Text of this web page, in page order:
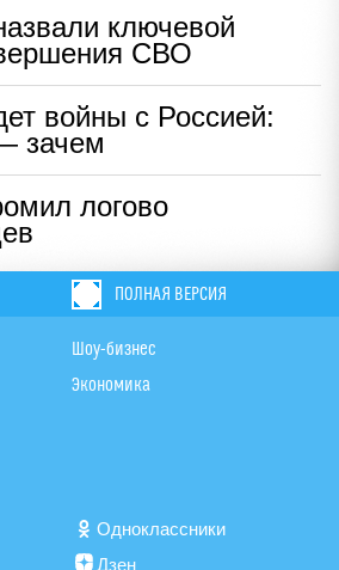
ключевой
СВО
войны с Россией:
зачем
логово
ПОЛНАЯ ВЕРСИЯ
Шоу-бизнес
Экономика
Одноклассники
Дзен